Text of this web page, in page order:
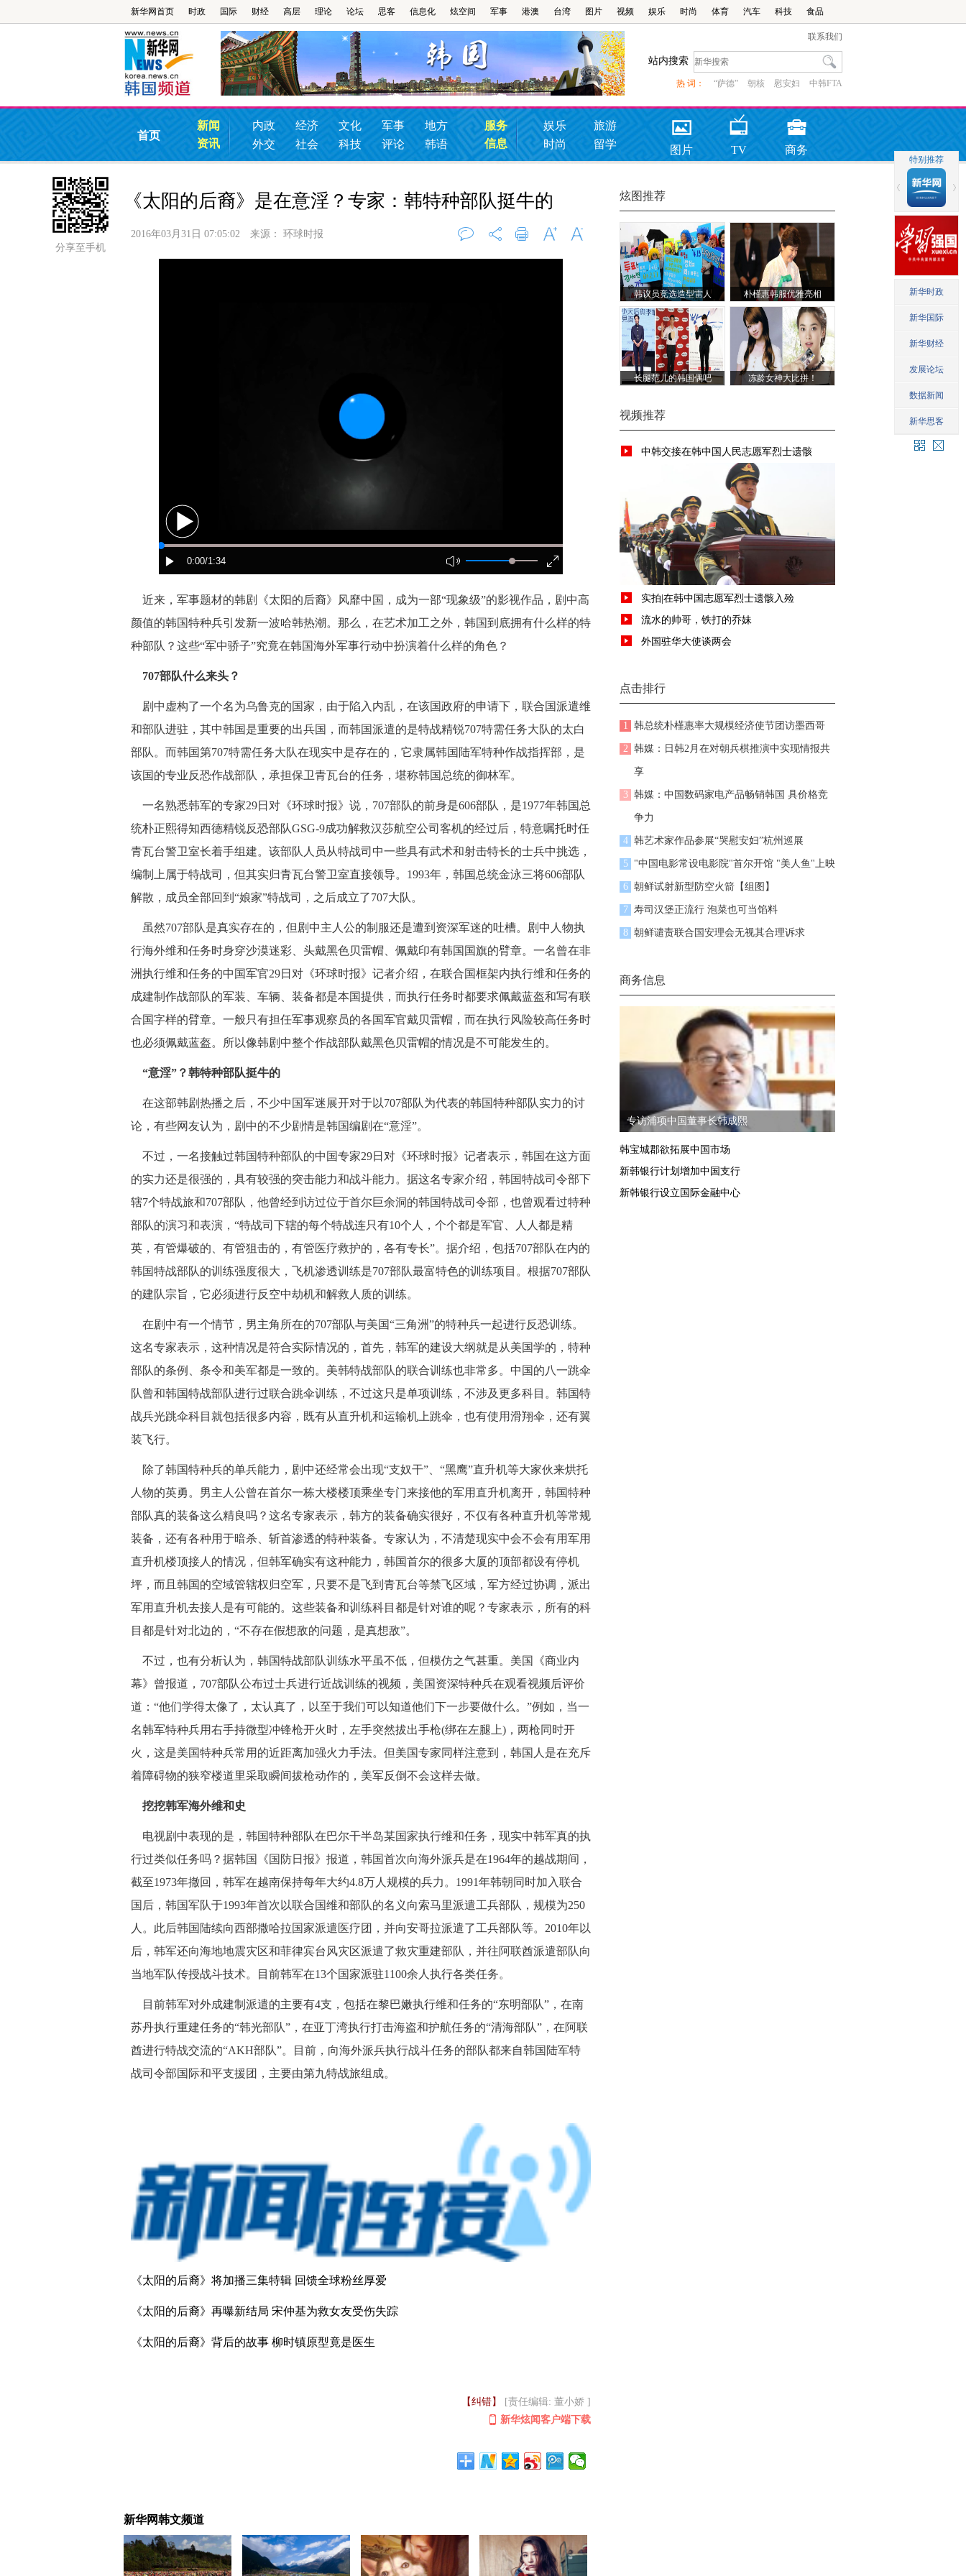
新华网首页 时政 国际 财经 高层 理论 论坛 思客 信息化 炫空间 军事 港澳 台湾 图片 视频 娱乐 时尚 体育 汽车 科技 食品
联系我们
站内搜索
热 词： “萨德” 朝核 慰安妇 中韩FTA
首页
新闻
资讯
内政 经济 文化 军事
地方
外交
社会 科技 评论 韩语
服务
信息
娱乐
旅游
时尚
留学 图片 TV 商务
分享至手机
炫图推荐
韩议员竞选造型雷人 朴槿惠韩服优雅亮相
长腿范儿的韩国偶吧 冻龄女神大比拼！
视频推荐
中韩交接在韩中国人民志愿军烈士遗骸
实拍|在韩中国志愿军烈士遗骸入殓
流水的帅哥，铁打的乔妹
外国驻华大使谈两会
点击排行
1 韩总统朴槿惠率大规模经济使节团访墨西哥
2 韩媒：日韩2月在对朝兵棋推演中实现情报共
享
3 韩媒：中国数码家电产品畅销韩国 具价格竞
争力
4 韩艺术家作品参展“哭慰安妇”杭州巡展
5 "中国电影常设电影院"首尔开馆 "美人鱼"上映
6 朝鲜试射新型防空火箭【组图】
7 寿司汉堡正流行 泡菜也可当馅料
8 朝鲜谴责联合国安理会无视其合理诉求
商务信息
专访浦项中国董事长韩成熙
韩宝城郡欲拓展中国市场
新韩银行计划增加中国支行
新韩银行设立国际金融中心
《太阳的后裔》是在意淫？专家：韩特种部队挺牛的
2016年03月31日 07:05:02 来源： 环球时报
近来，军事题材的韩剧《太阳的后裔》风靡中国，成为一部“现象级”的影视作品，剧中高
颜值的韩国特种兵引发新一波哈韩热潮。那么，在艺术加工之外，韩国到底拥有什么样的特
种部队？这些“军中骄子”究竟在韩国海外军事行动中扮演着什么样的角色？
707部队什么来头？
剧中虚构了一个名为乌鲁克的国家，由于陷入内乱，在该国政府的申请下，联合国派遣维
和部队进驻，其中韩国是重要的出兵国，而韩国派遣的是特战精锐707特需任务大队的太白
部队。而韩国第707特需任务大队在现实中是存在的，它隶属韩国陆军特种作战指挥部，是
该国的专业反恐作战部队，承担保卫青瓦台的任务，堪称韩国总统的御林军。
一名熟悉韩军的专家29日对《环球时报》说，707部队的前身是606部队，是1977年韩国总
统朴正熙得知西德精锐反恐部队GSG-9成功解救汉莎航空公司客机的经过后，特意嘱托时任
青瓦台警卫室长着手组建。该部队人员从特战司中一些具有武术和射击特长的士兵中挑选，
编制上属于特战司，但其实归青瓦台警卫室直接领导。1993年，韩国总统金泳三将606部队
解散，成员全部回到“娘家”特战司，之后成立了707大队。
虽然707部队是真实存在的，但剧中主人公的制服还是遭到资深军迷的吐槽。剧中人物执
行海外维和任务时身穿沙漠迷彩、头戴黑色贝雷帽、佩戴印有韩国国旗的臂章。一名曾在非
洲执行维和任务的中国军官29日对《环球时报》记者介绍，在联合国框架内执行维和任务的
成建制作战部队的军装、车辆、装备都是本国提供，而执行任务时都要求佩戴蓝盔和写有联
合国字样的臂章。一般只有担任军事观察员的各国军官戴贝雷帽，而在执行风险较高任务时
也必须佩戴蓝盔。所以像韩剧中整个作战部队戴黑色贝雷帽的情况是不可能发生的。
“意淫”？韩特种部队挺牛的
在这部韩剧热播之后，不少中国军迷展开对于以707部队为代表的韩国特种部队实力的讨
论，有些网友认为，剧中的不少剧情是韩国编剧在“意淫”。
不过，一名接触过韩国特种部队的中国专家29日对《环球时报》记者表示，韩国在这方面
的实力还是很强的，具有较强的突击能力和战斗能力。据这名专家介绍，韩国特战司令部下
辖7个特战旅和707部队，他曾经到访过位于首尔巨余洞的韩国特战司令部，也曾观看过特种
部队的演习和表演，“特战司下辖的每个特战连只有10个人，个个都是军官、人人都是精
英，有管爆破的、有管狙击的，有管医疗救护的，各有专长”。据介绍，包括707部队在内的
韩国特战部队的训练强度很大，飞机渗透训练是707部队最富特色的训练项目。根据707部队
的建队宗旨，它必须进行反空中劫机和解救人质的训练。
在剧中有一个情节，男主角所在的707部队与美国“三角洲”的特种兵一起进行反恐训练。
这名专家表示，这种情况是符合实际情况的，首先，韩军的建设大纲就是从美国学的，特种
部队的条例、条令和美军都是一致的。美韩特战部队的联合训练也非常多。中国的八一跳伞
队曾和韩国特战部队进行过联合跳伞训练，不过这只是单项训练，不涉及更多科目。韩国特
战兵光跳伞科目就包括很多内容，既有从直升机和运输机上跳伞，也有使用滑翔伞，还有翼
装飞行。
除了韩国特种兵的单兵能力，剧中还经常会出现“支奴干”、“黑鹰”直升机等大家伙来烘托
人物的英勇。男主人公曾在首尔一栋大楼楼顶乘坐专门来接他的军用直升机离开，韩国特种
部队真的装备这么精良吗？这名专家表示，韩方的装备确实很好，不仅有各种直升机等常规
装备，还有各种用于暗杀、斩首渗透的特种装备。专家认为，不清楚现实中会不会有用军用
直升机楼顶接人的情况，但韩军确实有这种能力，韩国首尔的很多大厦的顶部都设有停机
坪，而且韩国的空域管辖权归空军，只要不是飞到青瓦台等禁飞区域，军方经过协调，派出
军用直升机去接人是有可能的。这些装备和训练科目都是针对谁的呢？专家表示，所有的科
目都是针对北边的，“不存在假想敌的问题，是真想敌”。
不过，也有分析认为，韩国特战部队训练水平虽不低，但模仿之气甚重。美国《商业内
幕》曾报道，707部队公布过士兵进行近战训练的视频，美国资深特种兵在观看视频后评价
道：“他们学得太像了，太认真了，以至于我们可以知道他们下一步要做什么。”例如，当一
名韩军特种兵用右手持微型冲锋枪开火时，左手突然拔出手枪(绑在左腿上)，两枪同时开
火，这是美国特种兵常用的近距离加强火力手法。但美国专家同样注意到，韩国人是在充斥
着障碍物的狭窄楼道里采取瞬间拔枪动作的，美军反倒不会这样去做。
挖挖韩军海外维和史
电视剧中表现的是，韩国特种部队在巴尔干半岛某国家执行维和任务，现实中韩军真的执
行过类似任务吗？据韩国《国防日报》报道，韩国首次向海外派兵是在1964年的越战期间，
截至1973年撤回，韩军在越南保持每年大约4.8万人规模的兵力。1991年韩朝同时加入联合
国后，韩国军队于1993年首次以联合国维和部队的名义向索马里派遣工兵部队，规模为250
人。此后韩国陆续向西部撒哈拉国家派遣医疗团，并向安哥拉派遣了工兵部队等。2010年以
后，韩军还向海地地震灾区和菲律宾台风灾区派遣了救灾重建部队，并往阿联酋派遣部队向
当地军队传授战斗技术。目前韩军在13个国家派驻1100余人执行各类任务。
目前韩军对外成建制派遣的主要有4支，包括在黎巴嫩执行维和任务的“东明部队”，在南
苏丹执行重建任务的“韩光部队”，在亚丁湾执行打击海盗和护航任务的“清海部队”，在阿联
酋进行特战交流的“AKH部队”。目前，向海外派兵执行战斗任务的部队都来自韩国陆军特
战司令部国际和平支援团，主要由第九特战旅组成。
《太阳的后裔》将加播三集特辑 回馈全球粉丝厚爱
《太阳的后裔》再曝新结局 宋仲基为救女友受伤失踪
《太阳的后裔》背后的故事 柳时镇原型竟是医生
【纠错】
[责任编辑: 董小娇 ]
新华炫闻客户端下载
新华网韩文频道